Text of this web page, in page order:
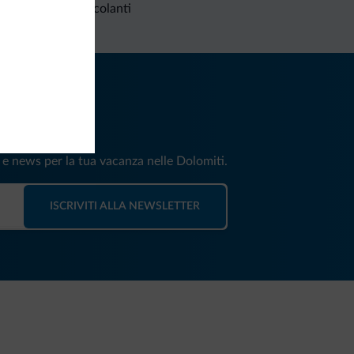
Richieste non vincolanti
news per la tua vacanza nelle Dolomiti.
ISCRIVITI ALLA NEWSLETTER